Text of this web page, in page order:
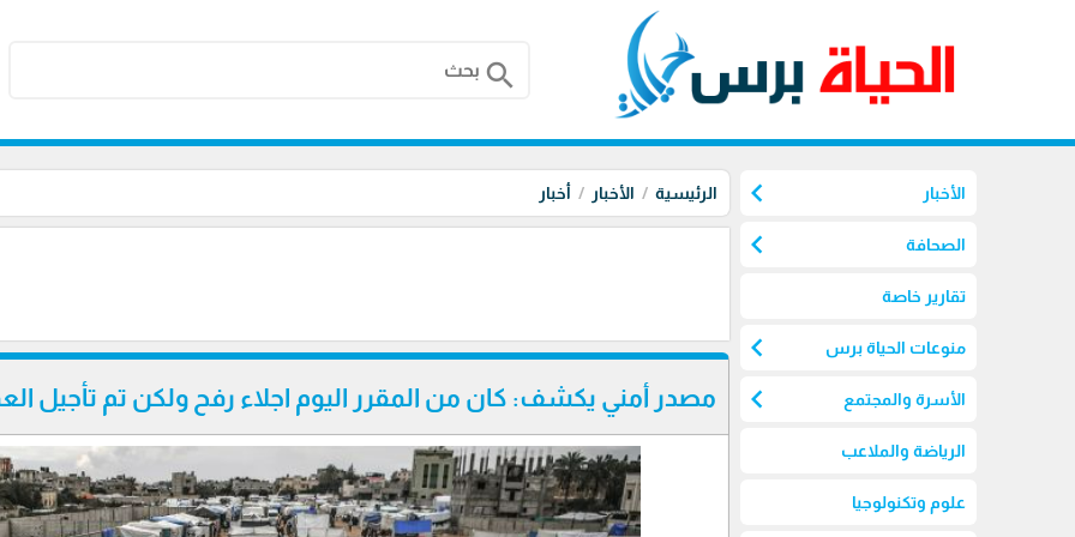
search
الأخبار chevron_left
الصحافة chevron_left
تقارير خاصة
منوعات الحياة برس chevron_left
الأسرة والمجتمع chevron_left
الرياضة والملاعب
علوم وتكنولوجيا
الرئيسية الأخبار أخبار
مصدر أمني يكشف: كان من المقرر اليوم اجلاء رفح ولكن تم تأجيل